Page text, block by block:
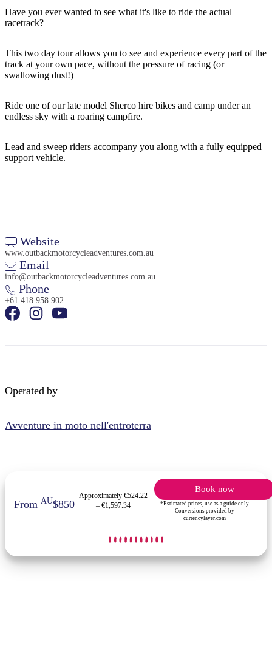
Cerca:
Sign
up
Have you ever wanted to see what it's like to ride the actual
racetrack?
This two day tour allows you to see and experience every part of the
track at your own pace, without the pressure of racing (or
swallowing dust!)
Ride one of our late model Sherco hire bikes and camp under an
endless sky with a roaring campfire.
Lead and sweep riders accompany you along with a fully equipped
support vehicle.
Website
www.outbackmotorcycleadventures.com.au
Email
info@outbackmotorcycleadventures.com.au
Phone
+61 418 958 902
Operated by
Avventure in moto nell'entroterra
FromAU$850
Approximately €524.22
– €1,597.34
Book now
*Estimated prices, use as a guide only.
Conversions provided by
currencylayer.com